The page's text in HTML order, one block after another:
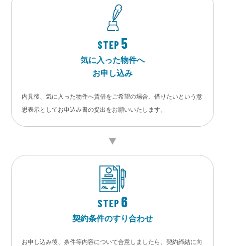
STEP 5
気に入った物件へ
お申し込み
内見後、気に入った物件へ賃借をご希望の場合、借りたいという意
思表示としてお申込み書の提出をお願いいたします。
STEP 6
契約条件のすり合わせ
お申し込み後、条件等内容について合意しましたら、契約締結に向